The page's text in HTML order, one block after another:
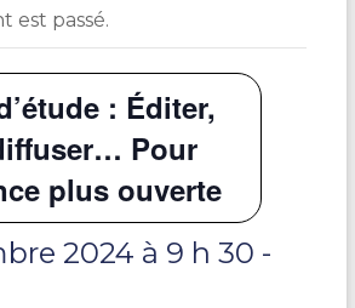
est passé.
: Éditer,
Pour
plus ouverte
2024 à 9 h 30 -